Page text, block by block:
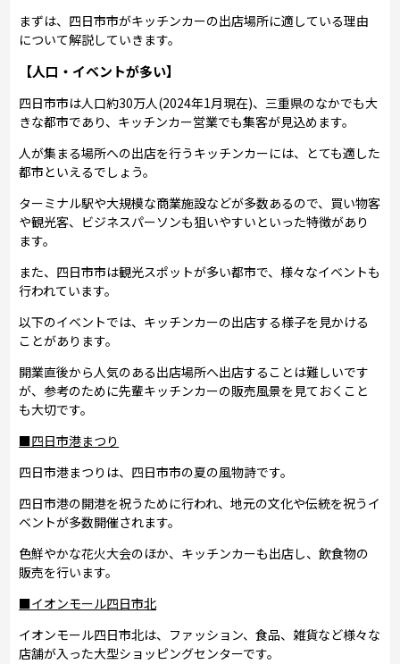
まずは、四日市市がキッチンカーの出店場所に適している理由
について解説していきます。
【人口・イベントが多い】
四日市市は人口約30万人(2024年1月現在)、三重県のなかでも大
きな都市であり、キッチンカー営業でも集客が見込めます。
人が集まる場所への出店を行うキッチンカーには、とても適した
都市といえるでしょう。
ターミナル駅や大規模な商業施設などが多数あるので、買い物客
や観光客、ビジネスパーソンも狙いやすいといった特徴があり
ます。
また、四日市市は観光スポットが多い都市で、様々なイベントも
行われています。
以下のイベントでは、キッチンカーの出店する様子を見かける
ことがあります。
開業直後から人気のある出店場所へ出店することは難しいです
が、参考のために先輩キッチンカーの販売風景を見ておくこと
も大切です。
■四日市港まつり
四日市港まつりは、四日市市の夏の風物詩です。
四日市港の開港を祝うために行われ、地元の文化や伝統を祝うイ
ベントが多数開催されます。
色鮮やかな花火大会のほか、キッチンカーも出店し、飲食物の
販売を行います。
■イオンモール四日市北
イオンモール四日市北は、ファッション、食品、雑貨など様々な
店舗が入った大型ショッピングセンターです。